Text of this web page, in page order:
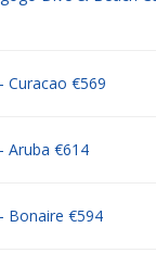
Curacao €569
Aruba €614
Bonaire €594